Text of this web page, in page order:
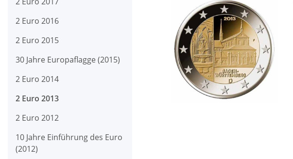
2 Euro 2016
2 Euro 2015
30 Jahre Europaflagge (2015)
2 Euro 2014
2 Euro 2013
2 Euro 2012
10 Jahre Einführung des Euro
(2012)